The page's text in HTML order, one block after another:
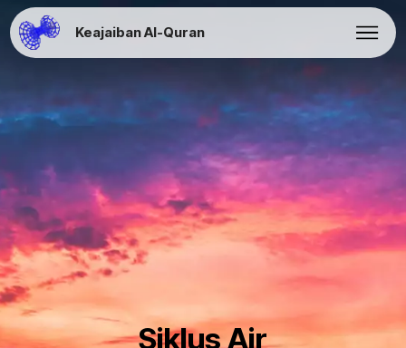
Keajaiban Al-Quran
Siklus Air